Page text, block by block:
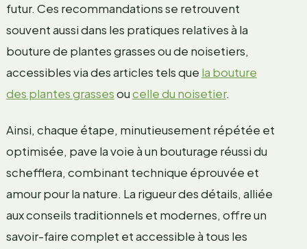
futur. Ces recommandations se retrouvent
souvent aussi dans les pratiques relatives à la
bouture de plantes grasses ou de noisetiers,
accessibles via des articles tels que la bouture
des plantes grassesoucelle du noisetier.
Ainsi, chaque étape, minutieusement répétée et
optimisée, pave la voie à un bouturage réussi du
schefflera, combinant technique éprouvée et
amour pour la nature. La rigueur des détails, alliée
aux conseils traditionnels et modernes, offre un
savoir-faire complet et accessible à tous les